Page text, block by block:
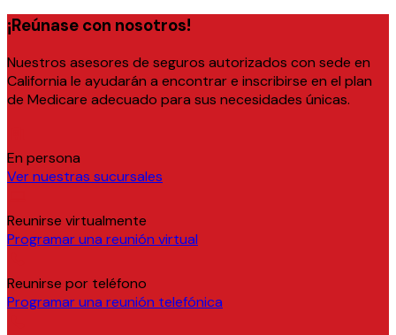
¡Reúnase con nosotros!
Nuestros asesores de seguros autorizados con sede en
California le ayudarán a encontrar e inscribirse en el plan
de Medicare adecuado para sus necesidades únicas.
En persona
Ver nuestras sucursales
Reunirse virtualmente
Programar una reunión virtual
Reunirse por teléfono
Programar una reunión telefónica